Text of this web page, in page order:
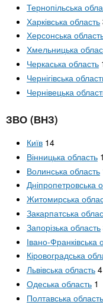
Тернопільська
Харківська область
Херсонська
Хмельницька
Черкаська область
Чернігівська
Чернівецька
ЗВО (ВНЗ)
Київ 14
Вінницька область 1
Волинська область
Дніпропетровська
Житомирська
Закарпатська
Запорізька область
Івано-Франківська
Кіровоградська
Львівська область 4
Одеська область 1
Полтавська область